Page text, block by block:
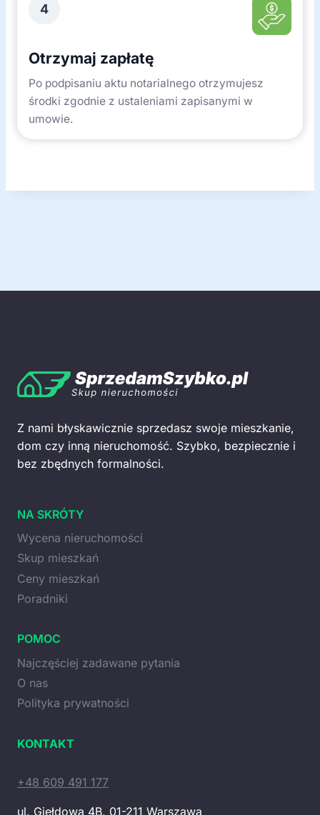
4
Otrzymaj zapłatę
Po podpisaniu aktu notarialnego otrzymujesz
środki zgodnie z ustaleniami zapisanymi w
umowie.
Z nami błyskawicznie sprzedasz swoje mieszkanie,
dom czy inną nieruchomość. Szybko, bezpiecznie i
bez zbędnych formalności.
NA SKRÓTY
Wycena nieruchomości
Skup mieszkań
Ceny mieszkań
Poradniki
POMOC
Najczęściej zadawane pytania
O nas
Polityka prywatności
KONTAKT
+48 609 491 177
ul. Giełdowa 4B, 01-211 Warszawa